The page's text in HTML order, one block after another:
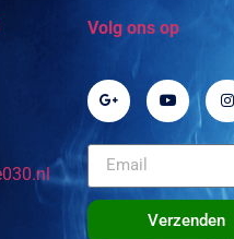
Volg ons op
Verzenden